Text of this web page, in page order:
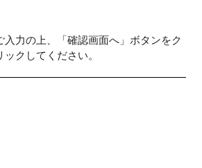
。なお、当社では採用ホームペー
の企業に委託することがあります
報の管理に努めます。
任意性について
ます。
入力の上、「確認画面へ」ボタンをク
ックしてください。